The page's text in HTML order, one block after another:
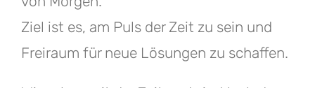
Ziel ist es, am Puls der Zeit zu sein und
Freiraum für neue Lösungen zu schaffen.